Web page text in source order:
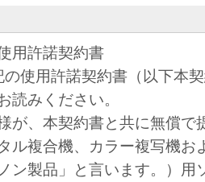
用許諾契約書
の使用許諾契約書（以下本
読みください。
が、本契約書と共に無償で
ル複合機、カラー複写機お
ン製品」と言います。）用